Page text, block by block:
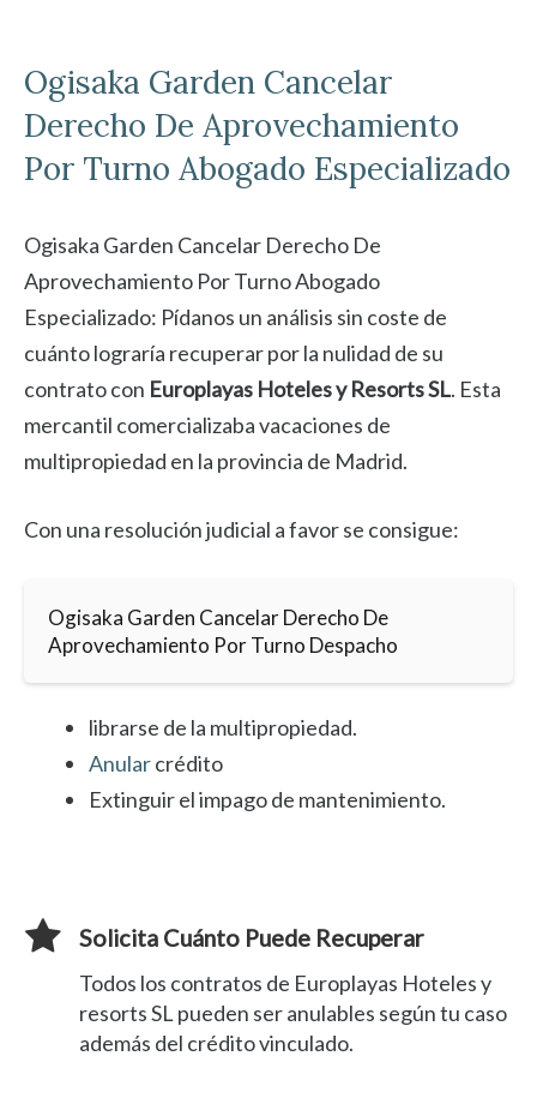
Ogisaka Garden Cancelar
Derecho De Aprovechamiento
Por Turno Abogado Especializado
Ogisaka Garden Cancelar Derecho De
Aprovechamiento Por Turno Abogado
Especializado: Pídanos un análisis sin coste de
cuánto lograría recuperar por la nulidad de su
contrato con Europlayas Hoteles y Resorts SL. Esta
mercantil comercializaba vacaciones de
multipropiedad en la provincia de Madrid.
Con una resolución judicial a favor se consigue:
Ogisaka Garden Cancelar Derecho De
Aprovechamiento Por Turno Despacho
librarse de la multipropiedad.
Anularcrédito
Extinguir el impago de mantenimiento.
Solicita Cuánto Puede Recuperar
Todos los contratos de Europlayas Hoteles y
resorts SL pueden ser anulables según tu caso
además del crédito vinculado.